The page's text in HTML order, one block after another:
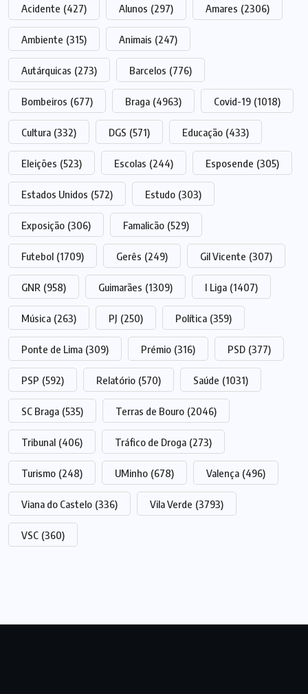
Acidente (427) Alunos (297) Amares (2306)
Ambiente (315) Animais (247)
Autárquicas (273) Barcelos (776)
Bombeiros (677) Braga (4963) Covid-19 (1018)
Cultura (332) DGS (571) Educação (433)
Eleições (523) Escolas (244) Esposende (305)
Estados Unidos (572) Estudo (303)
Exposição (306) Famalicão (529)
Futebol (1709) Gerês (249) Gil Vicente (307)
GNR (958) Guimarães (1309) I Liga (1407)
Música (263) PJ (250) Política (359)
Ponte de Lima (309) Prémio (316) PSD (377)
PSP (592) Relatório (570) Saúde (1031)
SC Braga (535) Terras de Bouro (2046)
Tribunal (406) Tráfico de Droga (273)
Turismo (248) UMinho (678) Valença (496)
Viana do Castelo (336) Vila Verde (3793)
VSC (360)